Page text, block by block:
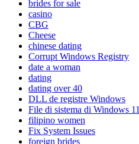
brides for sale
casino
CBG
Cheese
chinese dating
Corrupt Windows Registry
date a woman
dating
dating over 40
DLL de registre Windows
File di sistema di Windows 11
filipino women
Fix System Issues
foreign brides